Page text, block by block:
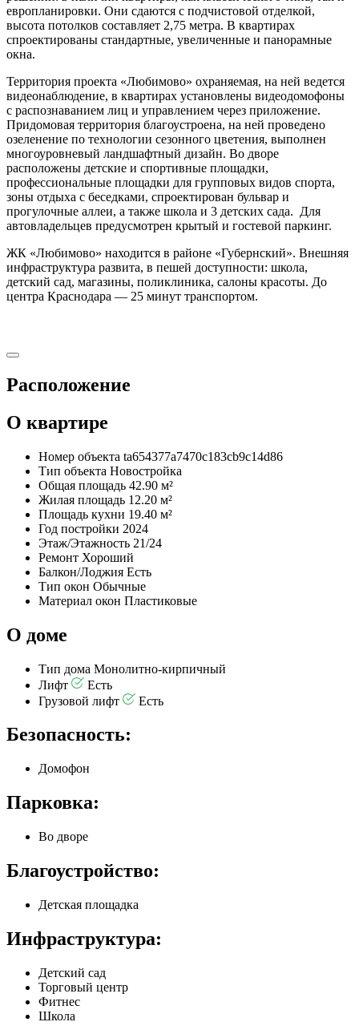
европланировки. Они сдаются с подчистовой отделкой,
высота потолков составляет 2,75 метра. В квартирах
спроектированы стандартные, увеличенные и панорамные
окна.
Территория проекта «Любимово» охраняемая, на ней ведется
видеонаблюдение, в квартирах установлены видеодомофоны
с распознаванием лиц и управлением через приложение.
Придомовая территория благоустроена, на ней проведено
озеленение по технологии сезонного цветения, выполнен
многоуровневый ландшафтный дизайн. Во дворе
расположены детские и спортивные площадки,
профессиональные площадки для групповых видов спорта,
зоны отдыха с беседками, спроектирован бульвар и
прогулочные аллеи, а также школа и 3 детских сада. Для
автовладельцев предусмотрен крытый и гостевой паркинг.
ЖК «Любимово» находится в районе «Губернский». Внешняя
инфраструктура развита, в пешей доступности: школа,
детский сад, магазины, поликлиника, салоны красоты. До
центра Краснодара — 25 минут транспортом.
Расположение
О квартире
Номер объекта ta654377a7470c183cb9c14d86
Тип объекта Новостройка
Общая площадь 42.90 м²
Жилая площадь 12.20 м²
Площадь кухни 19.40 м²
Год постройки 2024
Этаж/Этажность 21/24
Ремонт Хороший
Балкон/Лоджия Есть
Тип окон Обычные
Материал окон Пластиковые
О доме
Тип дома Монолитно-кирпичный
Лифт
Есть
Грузовой лифт
Есть
Безопасность:
Домофон
Парковка:
Во дворе
Благоустройство:
Детская площадка
Инфраструктура:
Детский сад
Торговый центр
Фитнес
Школа